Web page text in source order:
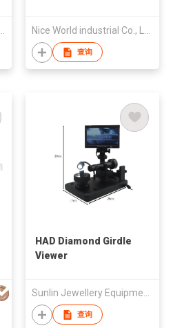
查询
HAD Diamond Girdle
Viewer
Sunlin Jewellery Equipment Group (HK) Co., Limited
查询